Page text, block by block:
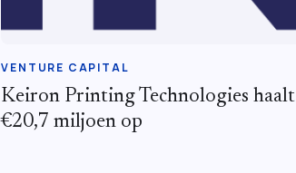
VENTURE CAPITAL
Keiron Printing Technologies haalt
€20,7 miljoen op